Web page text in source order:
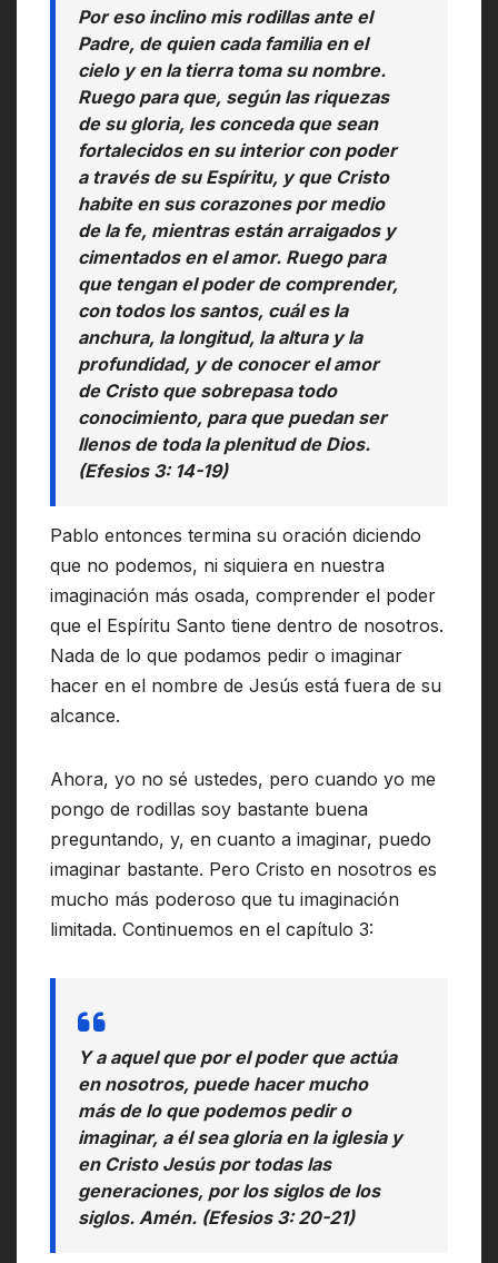
Por eso inclino mis rodillas ante el
Padre, de quien cada familia en el
cielo y en la tierra toma su nombre.
Ruego para que, según las riquezas
de su gloria, les conceda que sean
fortalecidos en su interior con poder
a través de su Espíritu, y que Cristo
habite en sus corazones por medio
de la fe, mientras están arraigados y
cimentados en el amor. Ruego para
que tengan el poder de comprender,
con todos los santos, cuál es la
anchura, la longitud, la altura y la
profundidad, y de conocer el amor
de Cristo que sobrepasa todo
conocimiento, para que puedan ser
llenos de toda la plenitud de Dios.
(Efesios 3: 14-19)
Pablo entonces termina su oración diciendo
que no podemos, ni siquiera en nuestra
imaginación más osada, comprender el poder
que el Espíritu Santo tiene dentro de nosotros.
Nada de lo que podamos pedir o imaginar
hacer en el nombre de Jesús está fuera de su
alcance.
Ahora, yo no sé ustedes, pero cuando yo me
pongo de rodillas soy bastante buena
preguntando, y, en cuanto a imaginar, puedo
imaginar bastante. Pero Cristo en nosotros es
mucho más poderoso que tu imaginación
limitada. Continuemos en el capítulo 3:
Y a aquel que por el poder que actúa
en nosotros, puede hacer mucho
más de lo que podemos pedir o
imaginar, a él sea gloria en la iglesia y
en Cristo Jesús por todas las
generaciones, por los siglos de los
siglos. Amén. (Efesios 3: 20-21)